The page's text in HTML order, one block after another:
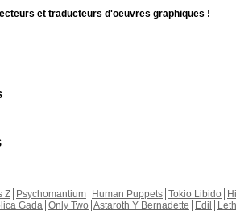
et traducteurs d'oeuvres graphiques !
Z Psychomantium Human Puppets Tokio Libido
Gada Only Two Astaroth Y Bernadette Edil